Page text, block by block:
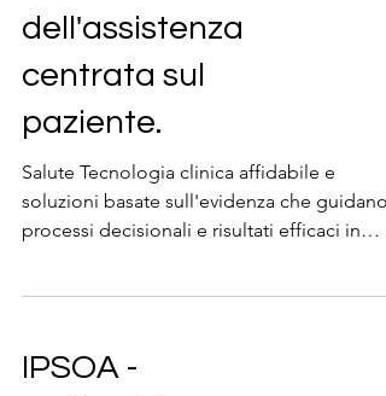
dell'assistenza
centrata sul
paziente.
Salute Tecnologia clinica affidabile e
soluzioni basate sull'evidenza che guidano
processi decisionali e risultati efficaci in
IPSOA -